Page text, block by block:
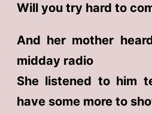
Will you try hard to
And her mother
midday radio
She listened to him
have some more to